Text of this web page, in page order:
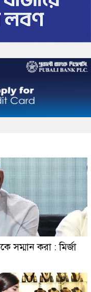
সম্মান করা : মির্জা